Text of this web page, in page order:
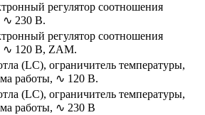
регулятор соотношения
∿ 230 В.
регулятор соотношения
∿ 120 В, ZAM.
(LC), ограничитель температуры,
работы, ∿ 120 В.
(LC), ограничитель температуры,
работы, ∿ 230 В